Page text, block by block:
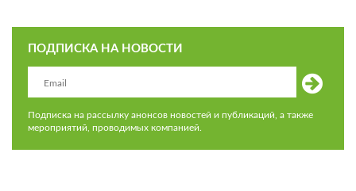
ПОДПИСКА НА НОВОСТИ
Подписка на рассылку анонсов новостей и публикаций, а также
мероприятий, проводимых компанией.